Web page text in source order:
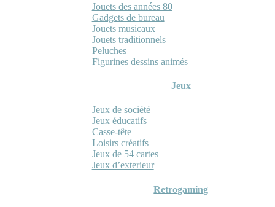
Jouets des années 80
Gadgets de bureau
Jouets musicaux
Jouets traditionnels
Peluches
Figurines dessins animés
Jeux
Jeux de société
Jeux éducatifs
Casse-tête
Loisirs créatifs
Jeux de 54 cartes
Jeux d’exterieur
Retrogaming